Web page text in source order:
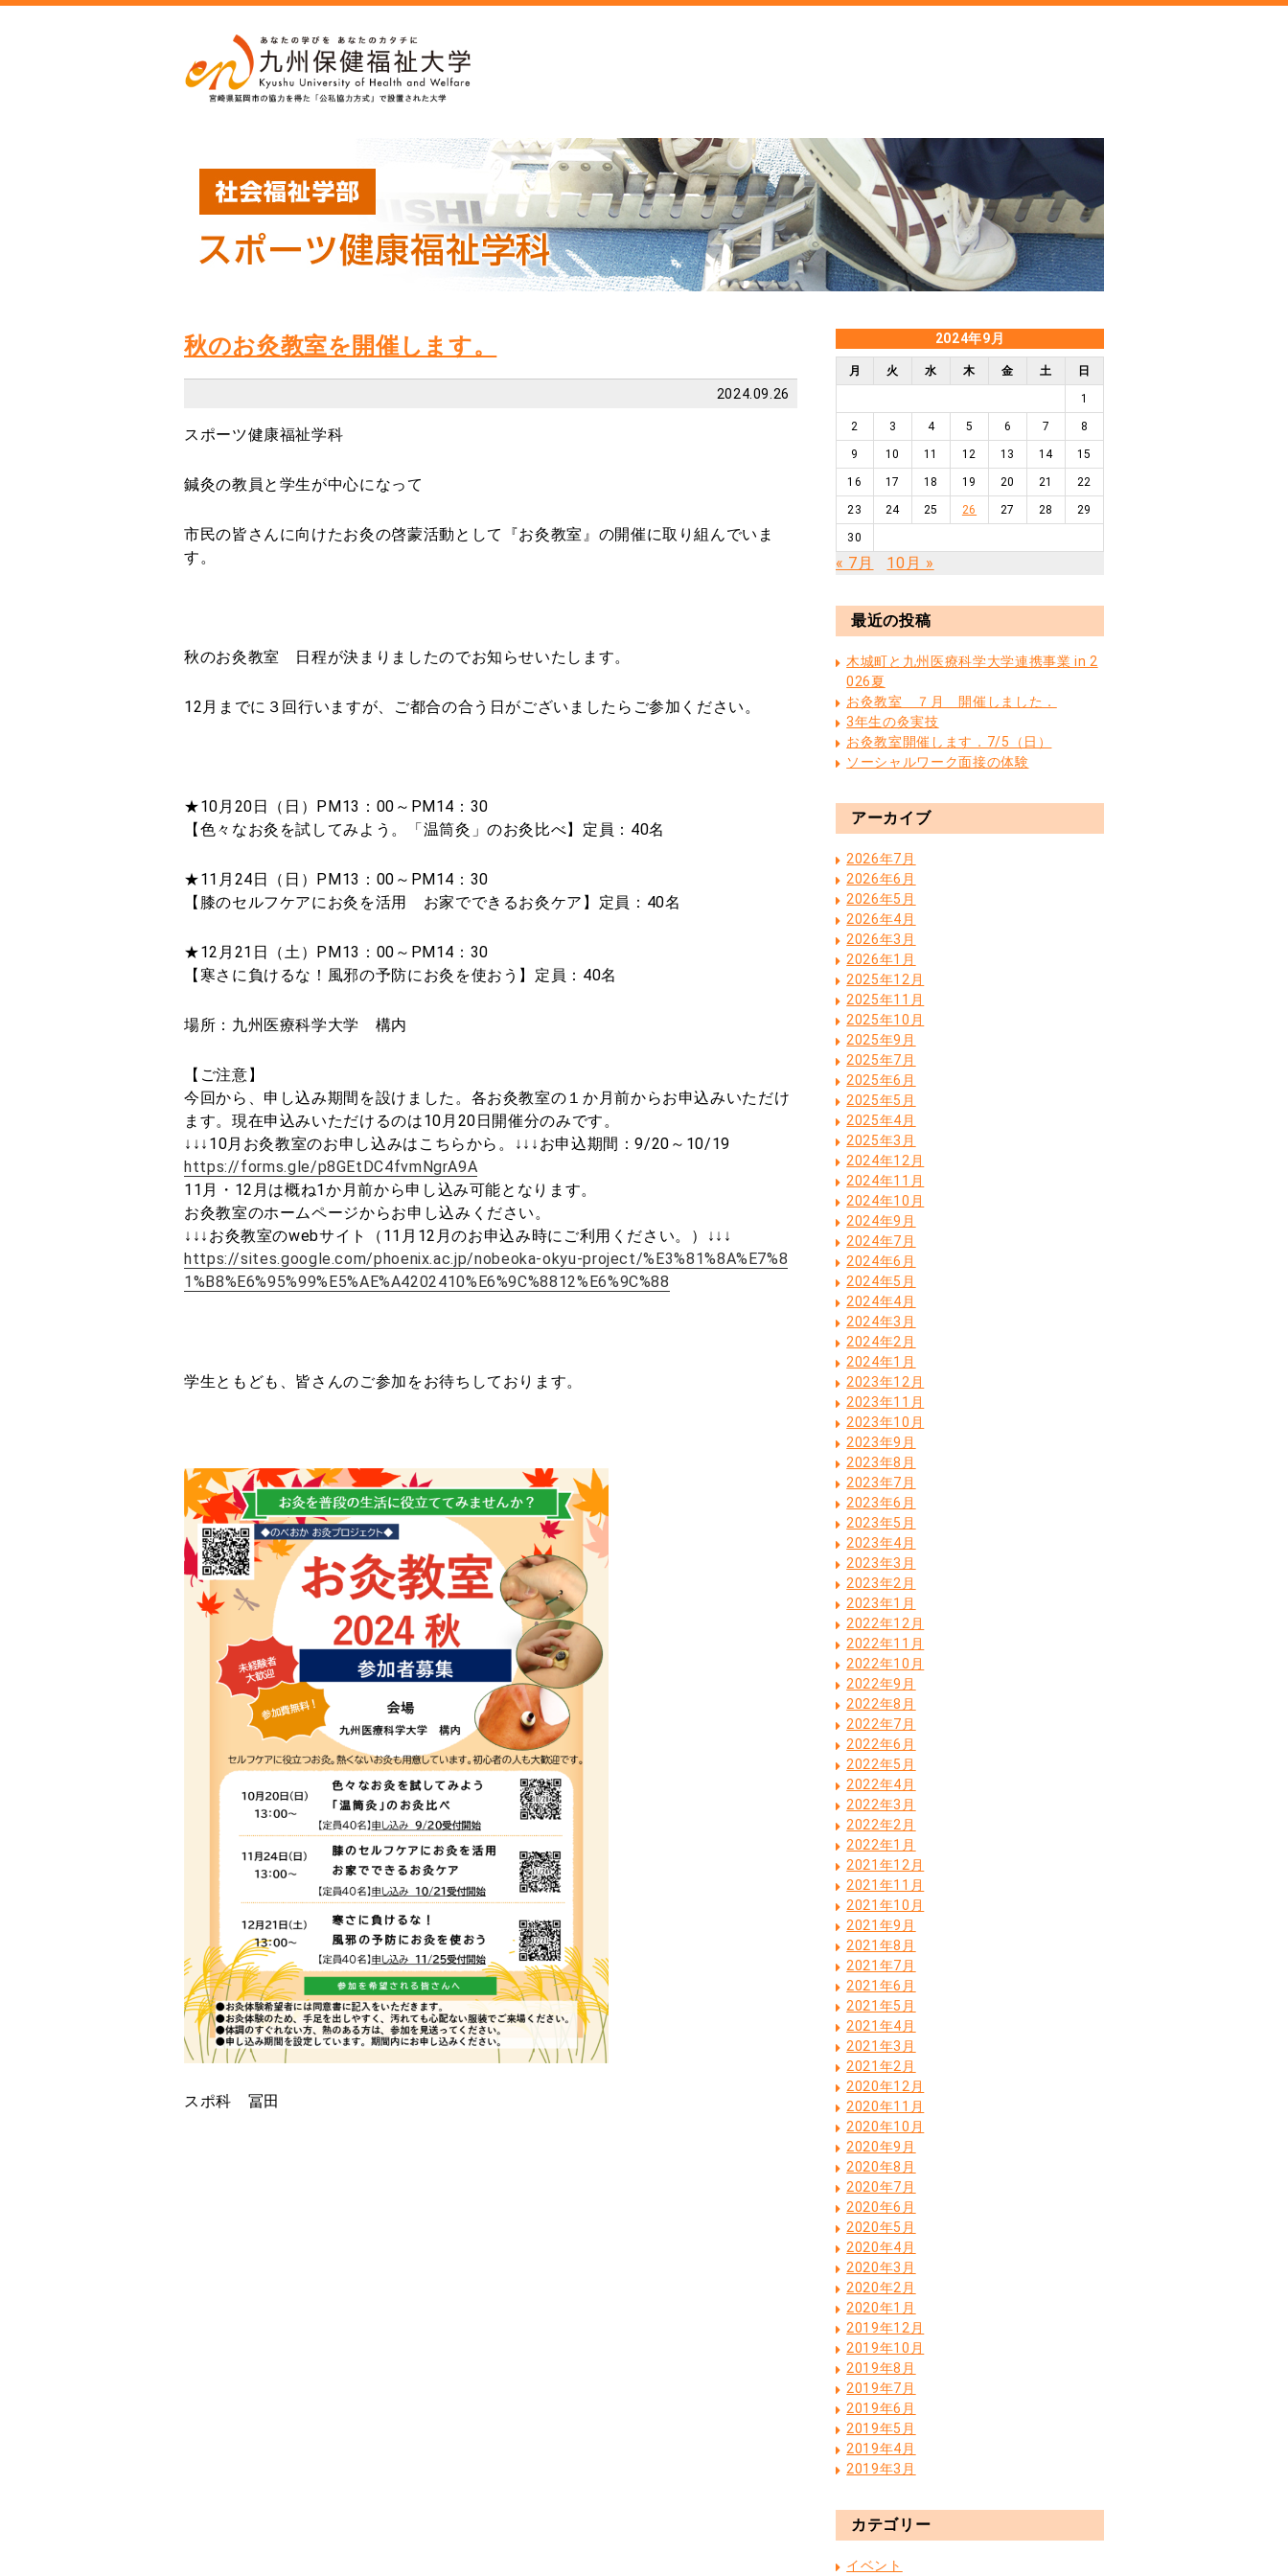
秋のお灸教室を開催します。
2024.09.26
スポーツ健康福祉学科
鍼灸の教員と学生が中心になって
市民の皆さんに向けたお灸の啓蒙活動として『お灸教室』の開催に取り組んでいま
す。
秋のお灸教室 日程が決まりましたのでお知らせいたします。
12月までに３回行いますが、ご都合の合う日がございましたらご参加ください。
★10月20日（日）PM13：00～PM14：30
【色々なお灸を試してみよう。「温筒灸」のお灸比べ】定員：40名
★11月24日（日）PM13：00～PM14：30
【膝のセルフケアにお灸を活用 お家でできるお灸ケア】定員：40名
★12月21日（土）PM13：00～PM14：30
【寒さに負けるな！風邪の予防にお灸を使おう】定員：40名
場所：九州医療科学大学 構内
【ご注意】
今回から、申し込み期間を設けました。各お灸教室の１か月前からお申込みいただけ
ます。現在申込みいただけるのは10月20日開催分のみです。
↓↓↓10月お灸教室のお申し込みはこちらから。↓↓↓お申込期間：9/20～10/19
https://forms.gle/p8GEtDC4fvmNgrA9A
11月・12月は概ね1か月前から申し込み可能となります。
お灸教室のホームページからお申し込みください。
↓↓↓お灸教室のwebサイト（11月12月のお申込み時にご利用ください。）↓↓↓
https://sites.google.com/phoenix.ac.jp/nobeoka-okyu-project/%E3%81%8A%E7%8
1%B8%E6%95%99%E5%AE%A4202410%E6%9C%8812%E6%9C%88
学生ともども、皆さんのご参加をお待ちしております。
スポ科 冨田
2024年9月
月 火 水 木 金 土 日
1
2 3 4 5 6 7 8
9 10 11 12 13 14 15
16 17 18 19 20 21 22
23 24 25 26 27 28 29
30
« 7月 10月 »
最近の投稿
木城町と九州医療科学大学連携事業 in 2
026夏
お灸教室 ７月 開催しました．
3年生の灸実技
お灸教室開催します．7/5（日）
ソーシャルワーク面接の体験
アーカイブ
2026年7月
2026年6月
2026年5月
2026年4月
2026年3月
2026年1月
2025年12月
2025年11月
2025年10月
2025年9月
2025年7月
2025年6月
2025年5月
2025年4月
2025年3月
2024年12月
2024年11月
2024年10月
2024年9月
2024年7月
2024年6月
2024年5月
2024年4月
2024年3月
2024年2月
2024年1月
2023年12月
2023年11月
2023年10月
2023年9月
2023年8月
2023年7月
2023年6月
2023年5月
2023年4月
2023年3月
2023年2月
2023年1月
2022年12月
2022年11月
2022年10月
2022年9月
2022年8月
2022年7月
2022年6月
2022年5月
2022年4月
2022年3月
2022年2月
2022年1月
2021年12月
2021年11月
2021年10月
2021年9月
2021年8月
2021年7月
2021年6月
2021年5月
2021年4月
2021年3月
2021年2月
2020年12月
2020年11月
2020年10月
2020年9月
2020年8月
2020年7月
2020年6月
2020年5月
2020年4月
2020年3月
2020年2月
2020年1月
2019年12月
2019年10月
2019年8月
2019年7月
2019年6月
2019年5月
2019年4月
2019年3月
カテゴリー
イベント